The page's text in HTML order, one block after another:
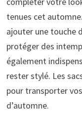
tenues cet automne.
ajouter une touche
protéger des
également
rester stylé. Les
pour transporter
d’automne.